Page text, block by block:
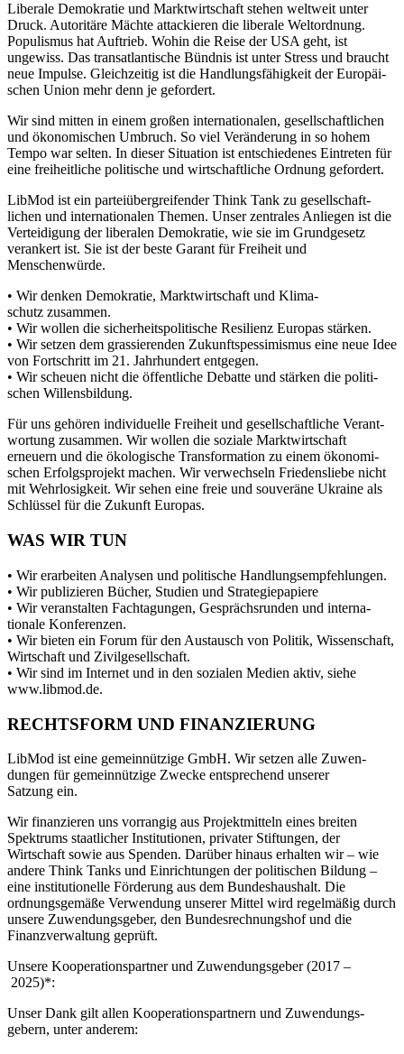
Liberale Demokratie und Markt­wirt­schaft stehen weltweit unter
Druck. Autoritäre Mächte attackieren die liberale Weltordnung.
Populismus hat Auftrieb. Wohin die Reise der USA geht, ist
ungewiss. Das trans­at­lan­tische Bündnis ist unter Stress und braucht
neue Impulse. Gleich­zeitig ist die Handlungs­fä­higkeit der Europäi­
schen Union mehr denn je gefordert.
Wir sind mitten in einem großen inter­na­tio­nalen, gesell­schaft­lichen
und ökono­mi­schen Umbruch. So viel Verän­derung in so hohem
Tempo war selten. In dieser Situation ist entschie­denes Eintreten für
eine freiheit­liche politische und wirtschaft­liche Ordnung gefordert.
LibMod ist ein parteiübergreifender Think Tank zu gesell­schaft­
lichen und inter­na­tio­nalen Themen. Unser zentrales Anliegen ist die
Vertei­digung der liberalen Demokratie, wie sie im Grund­gesetz
verankert ist. Sie ist der beste Garant für Freiheit und
Menschenwürde.
• Wir denken Demokratie, Markt­wirt­schaft und Klima­
schutz zusammen.
• Wir wollen die sicher­heits­po­li­tische Resilienz Europas stärken.
• Wir setzen dem grassie­renden Zukunfts­pes­si­mismus eine neue Idee
von Fortschritt im 21. Jahrhundert entgegen.
• Wir scheuen nicht die öffent­liche Debatte und stärken die politi­
schen Willensbildung.
Für uns gehören indivi­duelle Freiheit und gesell­schaft­liche Verant­
wortung zusammen. Wir wollen die soziale Markt­wirt­schaft
erneuern und die ökolo­gische Trans­for­mation zu einem ökono­mi­
schen Erfolgs­projekt machen. Wir verwechseln Friedens­liebe nicht
mit Wehrlo­sigkeit. Wir sehen eine freie und souveräne Ukraine als
Schlüssel für die Zukunft Europas.
WAS WIR TUN
• Wir erarbeiten Analysen und politische Handlungsempfehlungen.
• Wir publi­zieren Bücher, Studien und Strategiepapiere
• Wir veran­stalten Fachta­gungen, Gesprächs­runden und inter­na­
tionale Konferenzen.
• Wir bieten ein Forum für den Austausch von Politik, Wissen­schaft,
Wirtschaft und Zivilgesellschaft.
• Wir sind im Internet und in den sozialen Medien aktiv, siehe
www.libmod.de.
RECHTSFORM UND FINANZIERUNG
LibMod ist eine gemeinnützige GmbH. Wir setzen alle Zuwen­
dungen für gemeinnützige Zwecke entspre­chend unserer
Satzung ein.
Wir finan­zieren uns vorrangig aus Projekt­mitteln eines breiten
Spektrums staat­licher Insti­tu­tionen, privater Stiftungen, der
Wirtschaft sowie aus Spenden. Darüber hinaus erhalten wir – wie
andere Think Tanks und Einrich­tungen der politi­schen Bildung –
eine insti­tu­tio­nelle Förderung aus dem Bundes­haushalt. Die
ordnungs­gemäße Verwendung unserer Mittel wird regel­mäßig durch
unsere Zuwen­dungs­geber, den Bundes­rech­nungshof und die
Finanz­ver­waltung geprüft.
Unsere Koope­ra­ti­ons­partner und Zuwen­dungs­geber (2017 –
2025)*:
Unser Dank gilt allen Koope­ra­ti­ons­partnern und Zuwen­dungs­
gebern, unter anderem: